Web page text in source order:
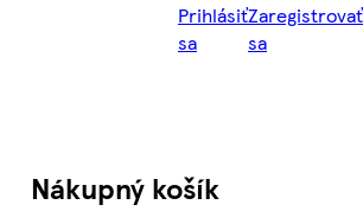
Prihlásiť
sa
Zaregistrovať
sa
Nákupný košík